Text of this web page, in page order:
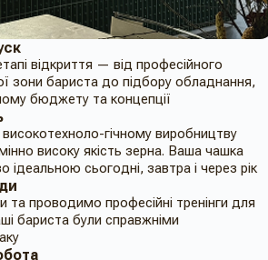
відкриття — від професійного
зони бариста до підбору обладнання,
бюджету та концепції
гічному виробництву
високу якість зерна. Ваша чашка
ідеальною сьогодні, завтра і через рік
та проводимо професійні тренінги для
бариста були справжніми